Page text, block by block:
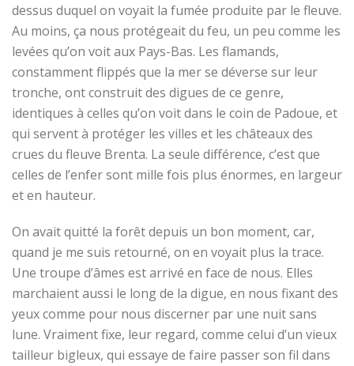
dessus duquel on voyait la fumée produite par le fleuve.
Au moins, ça nous protégeait du feu, un peu comme les
levées qu’on voit aux Pays-Bas. Les flamands,
constamment flippés que la mer se déverse sur leur
tronche, ont construit des digues de ce genre,
identiques à celles qu’on voit dans le coin de Padoue, et
qui servent à protéger les villes et les châteaux des
crues du fleuve Brenta. La seule différence, c’est que
celles de l’enfer sont mille fois plus énormes, en largeur
et en hauteur.
On avait quitté la forêt depuis un bon moment, car,
quand je me suis retourné, on en voyait plus la trace.
Une troupe d’âmes est arrivé en face de nous. Elles
marchaient aussi le long de la digue, en nous fixant des
yeux comme pour nous discerner par une nuit sans
lune. Vraiment fixe, leur regard, comme celui d’un vieux
tailleur bigleux, qui essaye de faire passer son fil dans